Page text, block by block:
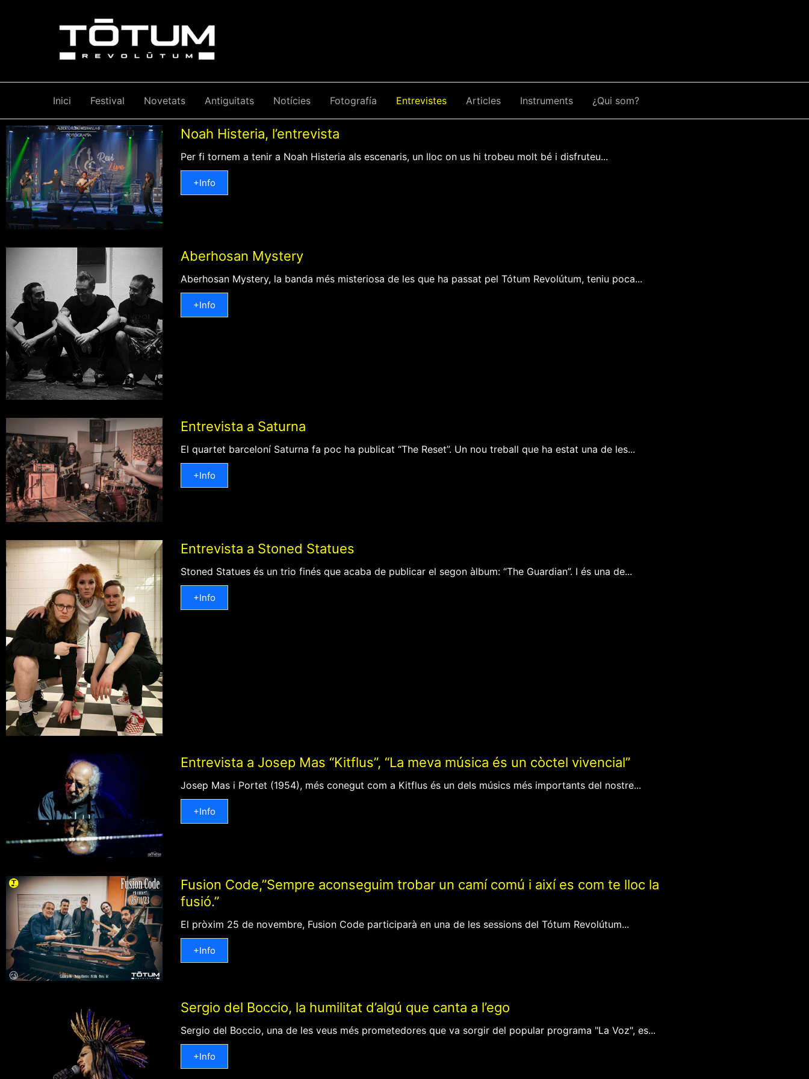
Inici Festival Novetats Antiguitats Notícies Fotografía Entrevistes Articles Instruments ¿Qui som?
Noah Histeria, l’entrevista
Per fi tornem a tenir a Noah Histeria als escenaris, un lloc on us hi trobeu molt bé i disfruteu...
+Info
Aberhosan Mystery
Aberhosan Mystery, la banda més misteriosa de les que ha passat pel Tótum Revolútum, teniu poca...
+Info
Entrevista a Saturna
El quartet barceloní Saturna fa poc ha publicat “The Reset”. Un nou treball que ha estat una de les...
+Info
Entrevista a Stoned Statues
Stoned Statues és un trio finés que acaba de publicar el segon àlbum: “The Guardian”. I és una de...
+Info
Entrevista a Josep Mas “Kitflus”, “La meva música és un còctel vivencial”
Josep Mas i Portet (1954), més conegut com a Kitflus és un dels músics més importants del nostre...
+Info
Fusion Code,”Sempre aconseguim trobar un camí comú i així es com te lloc la
fusió.”
El pròxim 25 de novembre, Fusion Code participarà en una de les sessions del Tótum Revolútum...
+Info
Sergio del Boccio, la humilitat d’algú que canta a l’ego
Sergio del Boccio, una de les veus més prometedores que va sorgir del popular programa "La Voz", es...
+Info